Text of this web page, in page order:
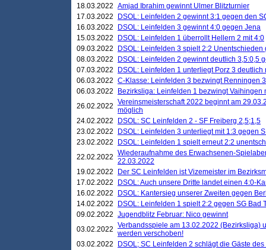
18.03.2022 Amjad Ibrahim gewinnt Ulmer Blitzturnier
17.03.2022
DSOL: Leinfelden 2 gewinnt 3:1 gegen den
16.03.2022
DSOL: Leinfelden 3 gewinnt 4:0 gegen Jena
15.03.2022
DSOL: Leinfelden 1 überrollt Hellern 2 mit 4:0
09.03.2022
DSOL: Leinfelden 3 spielt 2:2 Unentschieden
08.03.2022
DSOL: Leinfelden 2 gewinnt deutlich 3,5:0,5
07.03.2022
DSOL: Leinfelden 1 unterliegt Porz 3 deutlich
06.03.2022 C-Klasse: Leinfelden 3 bezwingt Renningen
06.03.2022
Bezirksliga: Leinfelden 1 bezwingt Vaihingen
26.02.2022 Vereinsmeisterschaft 2022 beginnt am
möglich
24.02.2022
DSOL: SC Leinfelden 2 - SF Freiberg 2,5;1,5
23.02.2022
DSOL: Leinfelden 3 unterliegt mit 1:3 gegen
23.02.2022
DSOL: Leinfelden 1 spielt erneut 2:2
22.02.2022 Wiederaufnahme des Erwachsenen-
22.03.2022
19.02.2022
Der SC Leinfelden ist Vizemeister im
17.02.2022
DSOL: Auch unsere Dritte landet einen 4:0-
16.02.2022
DSOL: Kantersieg unserer Zweiten gegen
14.02.2022
DSOL: Leinfelden 1 spielt 2:2 gegen SG Bad
09.02.2022 Jugendblitz Februar: Nico gewinnt
03.02.2022 Verbandsspiele am 13.02.2022 (Bezirksliga)
werden verschoben!
03.02.2022
DSOL; SC Leinfelden 2 schlägt die Gäste